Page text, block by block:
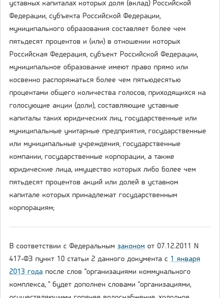
уставных капиталах которых доля (вклад) Российской
Федерации, субъекта Российской Федерации,
муниципального образования составляет более чем
пятьдесят процентов и (или) в отношении которых
Российская Федерация, субъект Российской Федерации,
муниципальное образование имеют право прямо или
косвенно распоряжаться более чем пятьюдесятью
процентами общего количества голосов, приходящихся на
голосующие акции (доли), составляющие уставные
капиталы таких юридических лиц, государственные или
муниципальные унитарные предприятия, государственные
или муниципальные учреждения, государственные
компании, государственные корпорации, а также
юридические лица, имущество которых либо более чем
пятьдесят процентов акций или долей в уставном
капитале которых принадлежат государственным
корпорациям;
В соответствии с Федеральным законом от 07.12.2011 N
417-ФЗ пункт 10 статьи 2 данного документа с 1 января
2013 года после слов "организациями коммунального
комплекса, " будет дополнен словами "организациями,